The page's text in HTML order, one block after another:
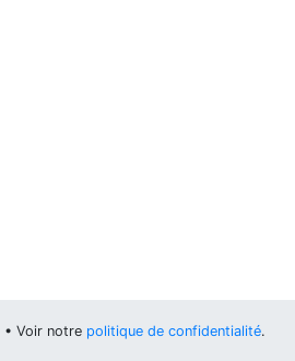
• Voir notre politique de confidentialité.